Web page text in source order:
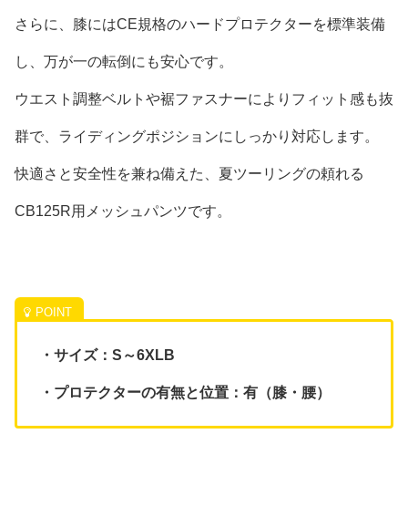
さらに、膝にはCE規格のハードプロテクターを標準装備
し、万が一の転倒にも安心です。
ウエスト調整ベルトや裾ファスナーによりフィット感も抜
群で、ライディングポジションにしっかり対応します。
快適さと安全性を兼ね備えた、夏ツーリングの頼れる
CB125R用メッシュパンツです。
・サイズ：S～6XLB
・プロテクターの有無と位置：有（膝・腰）